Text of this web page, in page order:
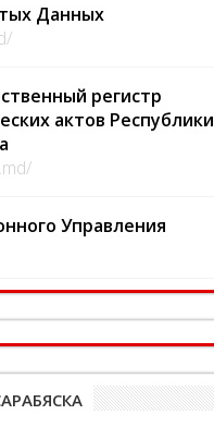
Данных
регистр
актов Республики
Управления